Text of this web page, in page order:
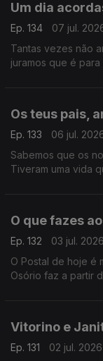
Um dia
Ep. 134
07 jul.
Tantas vezes não
juramos que é
Os teus pais,
Ep. 133
06 jul.
Sabemos que os
Tiveram uma vida
O que fazes
Ep. 132
03 jul. 2026
O Postal de hoje é
Osório faz a partir
Vitorino e
Ep. 131
02 jul. 2026